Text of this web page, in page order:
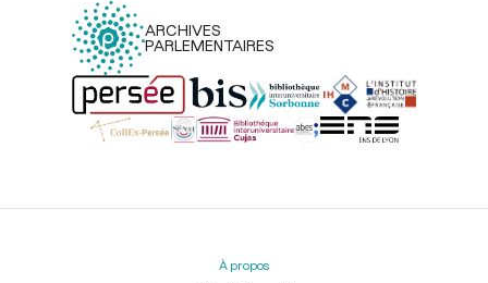
ARCHIVES
PARLEMENTAIRES
Menu
À propos